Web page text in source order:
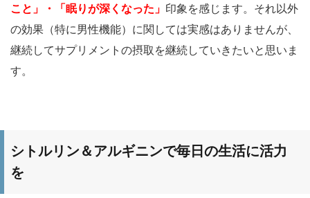
こと」・「眠りが深くなった」 印象を感じます。それ以外
の効果（特に男性機能）に関しては実感はありませんが、
継続してサプリメントの摂取を継続していきたいと思いま
す。
シトルリン＆アルギニンで毎日の生活に活力
を